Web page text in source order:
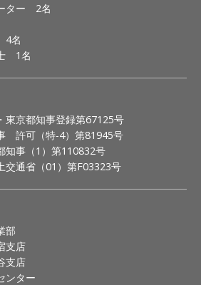
ター 2名
4名
1名
東京都知事登録第67125号
許可（特-4）第81945号
知事（1）第110832号
通省（01）第F03323号
部
支店
支店
ンター